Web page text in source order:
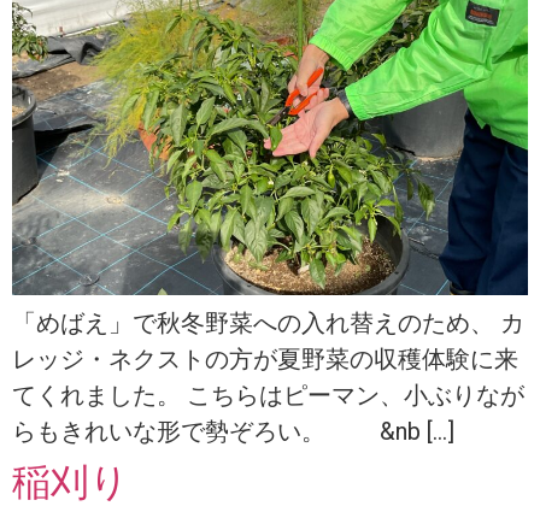
「めばえ」で秋冬野菜への入れ替えのため、 カ
レッジ・ネクストの方が夏野菜の収穫体験に来
てくれました。 こちらはピーマン、小ぶりなが
らもきれいな形で勢ぞろい。 &nb […]
稲刈り